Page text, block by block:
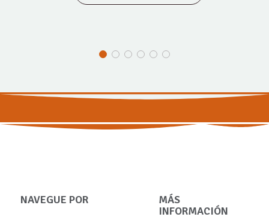
NAVEGUE POR
MÁS
INFORMACIÓN